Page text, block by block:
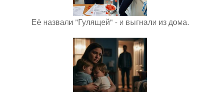
Её назвали "Гулящей" - и выгнали из дома.